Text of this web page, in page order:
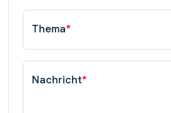
Thema*
Nachricht*